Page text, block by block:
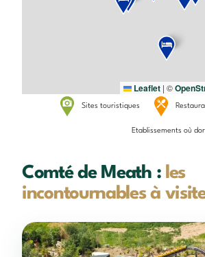
Leaflet | ©
Sites touristiques
Etablissements où
Comté de Meath : les
incontournables à